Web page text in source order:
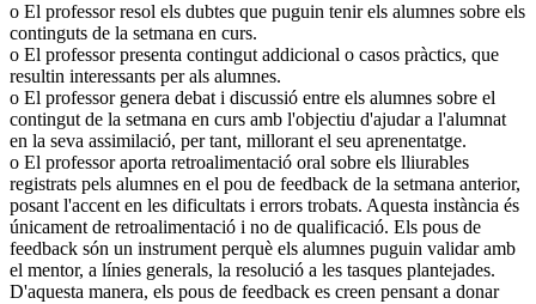
o El professor resol els dubtes que puguin tenir els alumnes sobre els
continguts de la setmana en curs.
o El professor presenta contingut addicional o casos pràctics, que
resultin interessants per als alumnes.
o El professor genera debat i discussió entre els alumnes sobre el
contingut de la setmana en curs amb l'objectiu d'ajudar a l'alumnat
en la seva assimilació, per tant, millorant el seu aprenentatge.
o El professor aporta retroalimentació oral sobre els lliurables
registrats pels alumnes en el pou de feedback de la setmana anterior,
posant l'accent en les dificultats i errors trobats. Aquesta instància és
únicament de retroalimentació i no de qualificació. Els pous de
feedback són un instrument perquè els alumnes puguin validar amb
el mentor, a línies generals, la resolució a les tasques plantejades.
D'aquesta manera, els pous de feedback es creen pensant a donar